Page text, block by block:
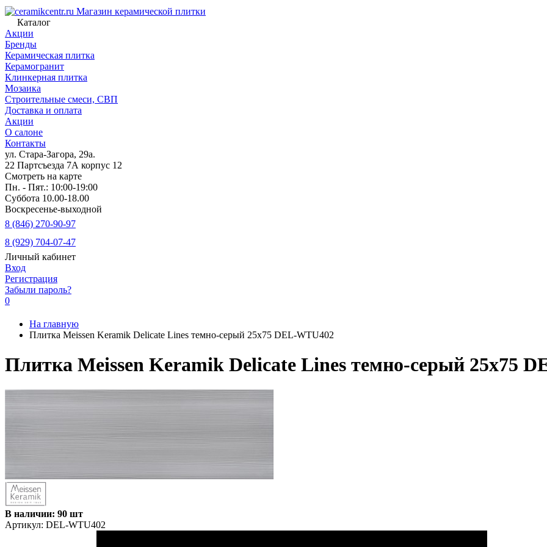
Магазин керамической плитки
Каталог
Акции
Бренды
Керамическая плитка
Керамогранит
Клинкерная плитка
Мозаика
Строительные смеси, СВП
Доставка и оплата
Акции
О салоне
Контакты
ул. Стара-Загора, 29а.
22 Партсъезда 7А корпус 12
Смотреть на карте
Пн. - Пят.: 10:00-19:00
Суббота 10.00-18.00
Воскресенье-выходной
8 (846) 270-90-97
8 (929) 704-07-47
Личный кабинет
Вход
Регистрация
Забыли пароль?
0
На главную
Плитка Meissen Keramik Delicate Lines темно-серый 25x75 DEL-WTU402
Плитка Meissen Keramik Delicate Lines темно-серый 25x75
В наличии: 90 шт
Артикул: DEL-WTU402